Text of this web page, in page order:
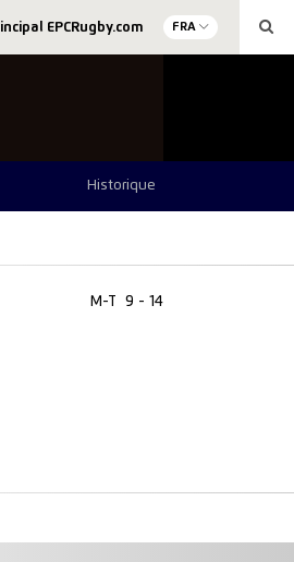
EPCRugby.com FRA
Historique
M-T 9 - 14